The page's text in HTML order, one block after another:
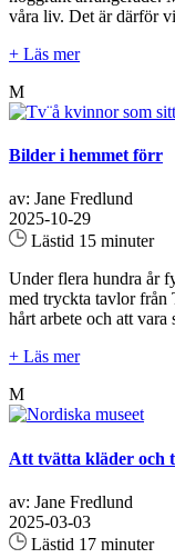
våra liv. Det är därför
+ Läs mer
M
Bilder i hemmet förr
av: Jane Fredlund
2025-10-29
Lästid 15 minuter
Under flera hundra år
med tryckta tavlor från
hårt arbete och att
+ Läs mer
M
Att tvätta kläder och
av: Jane Fredlund
2025-03-03
Lästid 17 minuter